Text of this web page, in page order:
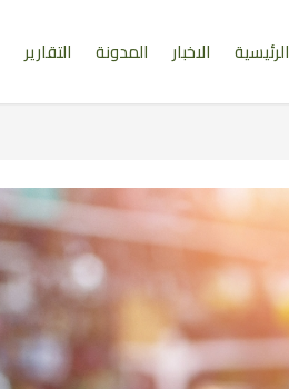
الرئيسية الاخبار المدونة التقارير